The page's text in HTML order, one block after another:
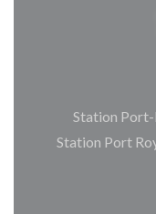
Station Port-
Station Port